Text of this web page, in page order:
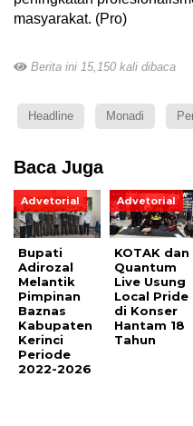
masyarakat. (Pro)
Berita ini 15,150 kali dibaca
Headline Monadi
Baca Juga
Advetorial
Bupati
Adirozal
Melantik
Pimpinan
Baznas
Kabupaten
Kerinci
Periode
2022-2026
Advetorial
KOTAK dan
Quantum
Live Usung
Local Pride
di Konser
Hantam 18
Tahun